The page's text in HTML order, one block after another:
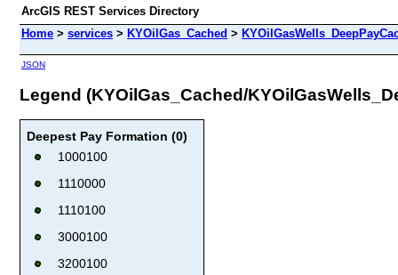
ArcGIS REST Services Directory
Home > services > KYOilGas_Cached >
JSON
Legend (KYOilGas_Cached/
Deepest Pay Formation (0)
1000100
1110000
1110100
3000100
3200100